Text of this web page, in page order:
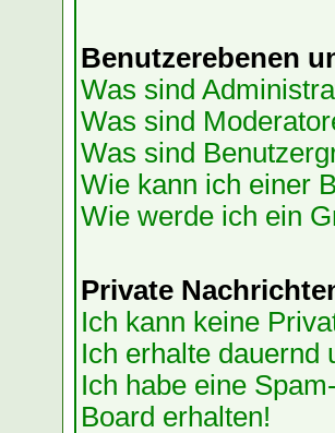
Benutzerebenen
Was sind
Was sind
Was sind
Wie kann ich einer
Wie werde ich ein
Private
Ich kann keine
Ich erhalte dauernd
Ich habe eine
Board erhalten!